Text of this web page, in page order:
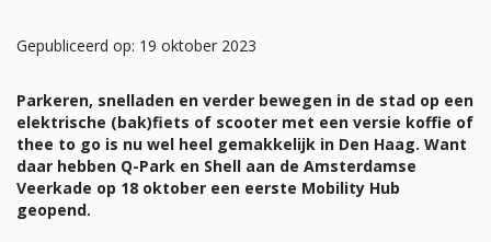
Gepubliceerd op: 19 oktober 2023
Parkeren, snelladen en verder bewegen in de stad op een
elektrische (bak)fiets of scooter met een versie koffie of
thee to go is nu wel heel gemakkelijk in Den Haag. Want
daar hebben Q-Park en Shell aan de Amsterdamse
Veerkade op 18 oktober een eerste Mobility Hub
geopend.